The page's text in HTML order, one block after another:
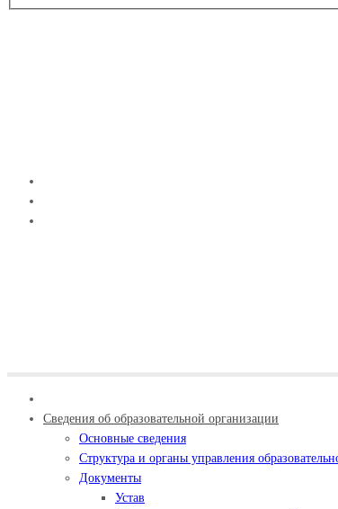
Сведения об образовательной организации
Основные сведения
Структура и органы управления
Документы
Устав